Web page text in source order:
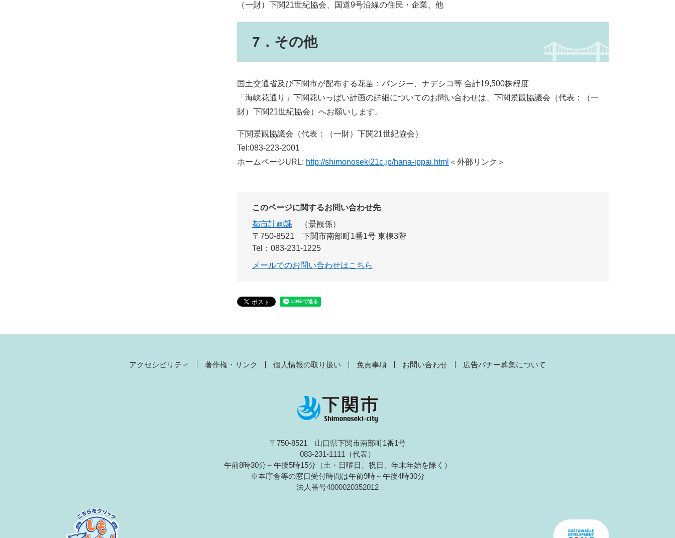
（一財）下関21世紀協会、国道9号沿線の住民・企業、他
7．その他
国土交通省及び下関市が配布する花苗：パンジー、ナデシコ等 合計19,500株程度
「海峡花通り」下関花いっぱい計画の詳細についてのお問い合わせは、下関景観協議会（代表：（一
財）下関21世紀協会）へお願いします。
下関景観協議会（代表：（一財）下関21世紀協会）
Tel:083-223-2001
ホームページURL: http://shimonoseki21c.jp/hana-ippai.html ＜外部リンク＞
このページに関するお問い合わせ先
都市計画課
景観係
〒750-8521
下関市南部町1番1号 東棟3階
Tel：083-231-1225
メールでのお問い合わせはこちら
アクセシビリティ 著作権・リンク 個人情報の取り扱い 免責事項 お問い合わせ 広告バナー募集について
〒750-8521 山口県下関市南部町1番1号
083-231-1111（代表）
午前8時30分～午後5時15分（土・日曜日、祝日、年末年始を除く）
※本庁舎等の窓口受付時間は午前9時～午後4時30分
法人番号4000020352012